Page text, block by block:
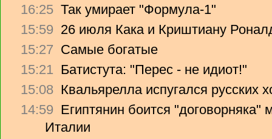
16:25 Так умирает "Формула-1"
15:59 26 июля Кака и Криштиану
15:27 Самые богатые
15:21 Батистута: "Перес - не идиот!"
15:08 Квальярелла испугался русских
14:59 Египтянин боится
Италии